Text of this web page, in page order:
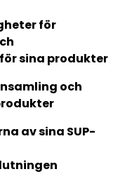
för
sina produkter
och
av sina SUP-